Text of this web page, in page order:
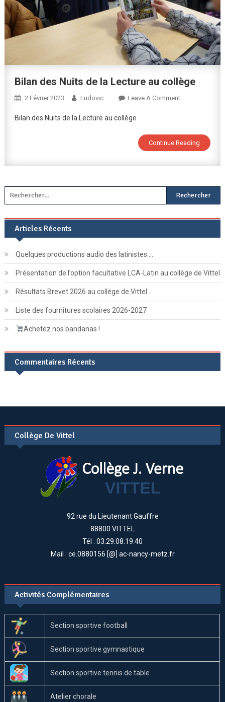
Bilan des Nuits de la Lecture au collège
2 Février 2023 Ludovic Leave A CommentOn
De
Bilan des Nuits de la Lecture au collège
Continue Reading
Rechercher :
Articles Récents
Quelques productions audio des latinistes …
Présentation de l’option facultative LCA-Latin au collège de Vittel
Résultats Brevet 2026 au collège de Vittel
Liste des fournitures scolaires 2026-2027
Achetez nos bandanas !
Commentaires Récents
Collège De Vittel
92 rue du Lieutenant Gauffre
88800 VITTEL
Tél : 03.29.08.19.40
Mail : ce.0880156 [@] ac-nancy-metz.fr
Activités Complémentaires
Section sportive football
Section sportive gymnastique
Section sportive tennis de table
Atelier chorale